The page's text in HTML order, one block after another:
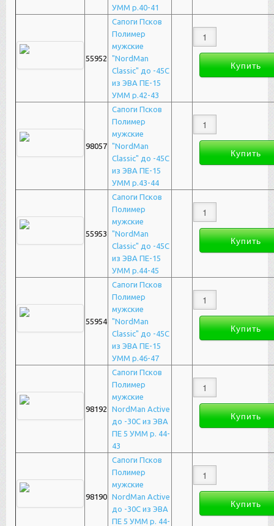
УММ р.40-41
55952
Сапоги Псков
Полимер
мужские
"NordMan
Classic" до -45С
из ЭВА ПЕ-15
УММ р.42-43
98057
Сапоги Псков
Полимер
мужские
"NordMan
Classic" до -45С
из ЭВА ПЕ-15
УММ р.43-44
55953
Сапоги Псков
Полимер
мужские
"NordMan
Classic" до -45С
из ЭВА ПЕ-15
УММ р.44-45
55954
Сапоги Псков
Полимер
мужские
"NordMan
Classic" до -45С
из ЭВА ПЕ-15
УММ р.46-47
98192
Сапоги Псков
Полимер
мужские
NordMan Active
до -30С из ЭВА
ПЕ 5 УММ р. 44-
43
98190
Сапоги Псков
Полимер
мужские
NordMan Active
до -30С из ЭВА
ПЕ 5 УММ р. 44-